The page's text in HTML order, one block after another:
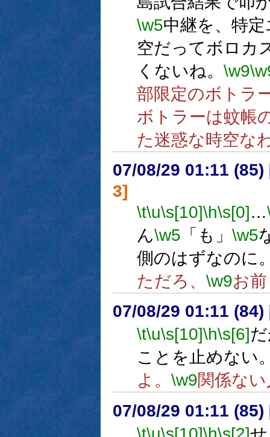
\w5中継を、特
空だってボロカ
くないね。 \w9
部限定のボトラ
ボトラーは蚊帳
た迷惑な時空な
07/08/29 01:11 (85)
3]
\t\u\s[10]\h\s[0]…
ん\w5 「も」 \w5
側のはずなのに
ただろ、 \w9お
07/08/29 01:11 (84)
\t\u\s[10]\h\s[6]
ことを止めない
よ。 \w9関係な
07/08/29 01:11 (85)